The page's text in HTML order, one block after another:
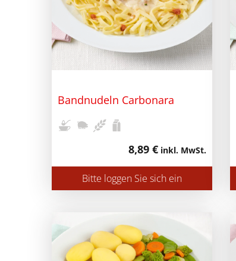
Bandnudeln Carbonara
8,89 € inkl. MwSt.
Bitte loggen Sie sich ein